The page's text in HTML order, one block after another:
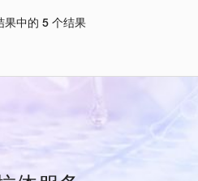
果中的 5 个结果